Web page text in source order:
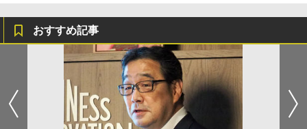
おすすめ記事